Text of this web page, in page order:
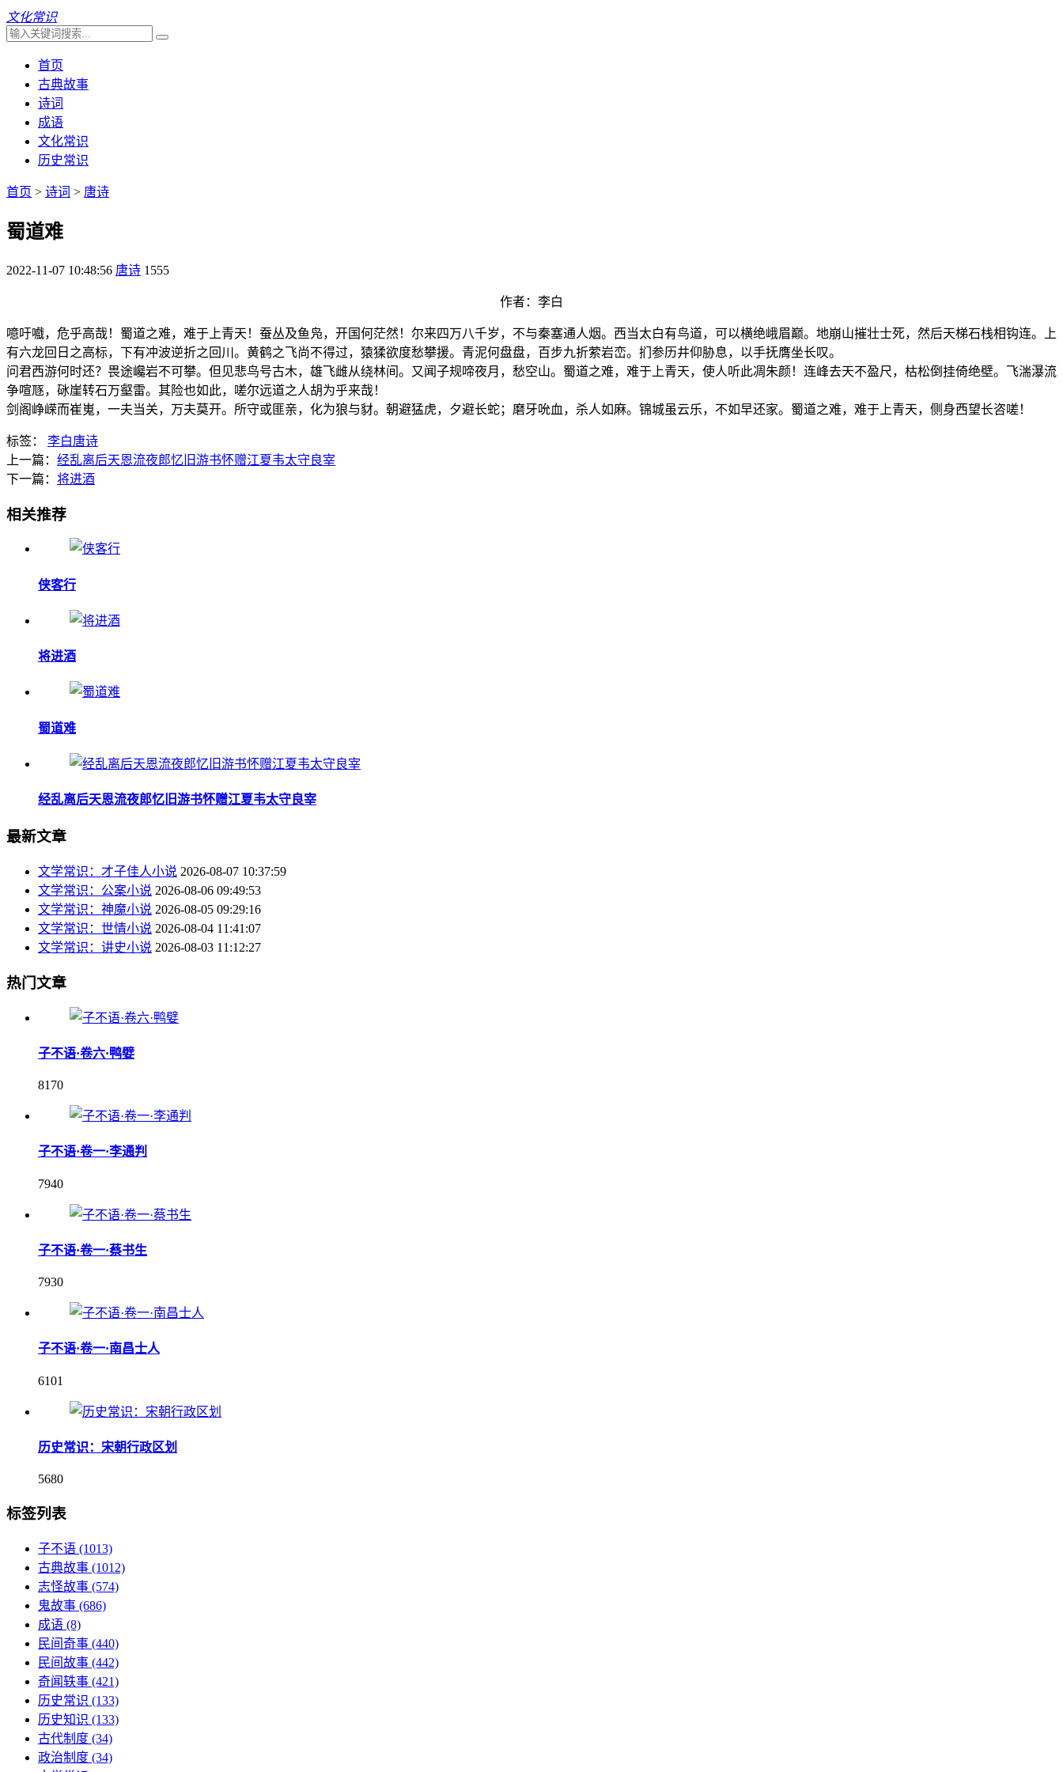
文化常识
首页
古典故事
诗词
成语
文化常识
历史常识
首页 > 诗词 > 唐诗
蜀道难
2022-11-07 10:48:56 唐诗 1555
作者：李白
噫吁嚱，危乎高哉！蜀道之难，难于上青天！蚕丛及鱼凫，开国何茫然！尔来四万八千岁，不与秦塞通人烟。西当太白有鸟道，可以横绝峨眉巅。地崩山摧壮士死，然后天梯石栈相钩连。上
有六龙回日之高标，下有冲波逆折之回川。黄鹤之飞尚不得过，猿猱欲度愁攀援。青泥何盘盘，百步九折萦岩峦。扪参历井仰胁息，以手抚膺坐长叹。
问君西游何时还？畏途巉岩不可攀。但见悲鸟号古木，雄飞雌从绕林间。又闻子规啼夜月，愁空山。蜀道之难，难于上青天，使人听此凋朱颜！连峰去天不盈尺，枯松倒挂倚绝壁。飞湍瀑流
争喧豗，砯崖转石万壑雷。其险也如此，嗟尔远道之人胡为乎来哉！
剑阁峥嵘而崔嵬，一夫当关，万夫莫开。所守或匪亲，化为狼与豺。朝避猛虎，夕避长蛇；磨牙吮血，杀人如麻。锦城虽云乐，不如早还家。蜀道之难，难于上青天，侧身西望长咨嗟！
标签： 李白唐诗
上一篇： 经乱离后天恩流夜郎忆旧游书怀赠江夏韦太守良宰
下一篇： 将进酒
相关推荐
侠客行
将进酒
蜀道难
经乱离后天恩流夜郎忆旧游书怀赠江夏韦太守良宰
最新文章
文学常识：才子佳人小说 2026-08-07 10:37:59
文学常识：公案小说 2026-08-06 09:49:53
文学常识：神魔小说 2026-08-05 09:29:16
文学常识：世情小说 2026-08-04 11:41:07
文学常识：讲史小说 2026-08-03 11:12:27
热门文章
子不语·卷六·鸭嬖
8170
子不语·卷一·李通判
7940
子不语·卷一·蔡书生
7930
子不语·卷一·南昌士人
6101
历史常识：宋朝行政区划
5680
标签列表
子不语 (1013)
古典故事 (1012)
志怪故事 (574)
鬼故事 (686)
成语 (8)
民间奇事 (440)
民间故事 (442)
奇闻轶事 (421)
历史常识 (133)
历史知识 (133)
古代制度 (34)
政治制度 (34)